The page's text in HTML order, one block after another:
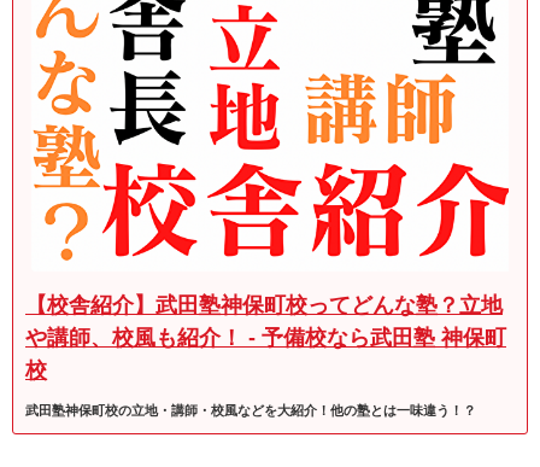
【校舎紹介】武田塾神保町校ってどんな塾？立地
や講師、校風も紹介！ - 予備校なら武田塾 神保町
校
武田塾神保町校の立地・講師・校風などを大紹介！他の塾とは一味違う！？